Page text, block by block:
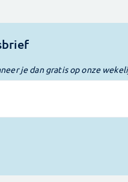
je dan gratis op onze